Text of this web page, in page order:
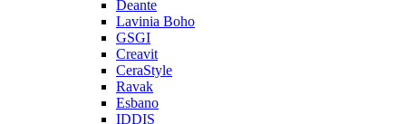
Deante
Lavinia Boho
GSGI
Creavit
CeraStyle
Ravak
Esbano
IDDIS